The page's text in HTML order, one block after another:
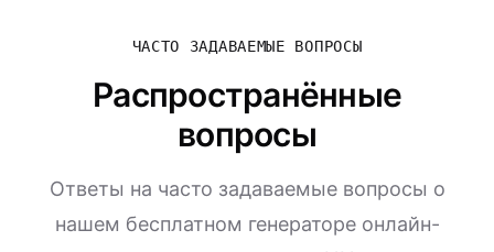
ЧАСТО ЗАДАВАЕМЫЕ ВОПРОСЫ
Распространённые
вопросы
Ответы на часто задаваемые вопросы о
нашем бесплатном генераторе онлайн-